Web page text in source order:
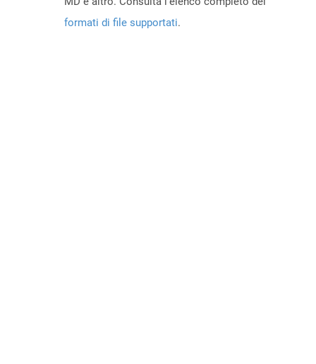
formati di file supportati.